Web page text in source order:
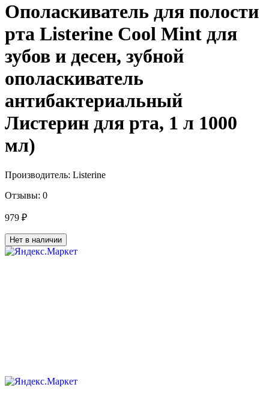
Ополаскиватель для полости
рта Listerine Cool Mint для
зубов и десен, зубной
ополаскиватель
антибактериальный
Листерин для рта, 1 л 1000
мл)
Производитель: Listerine
Отзывы: 0
979 ₽
Нет в наличии